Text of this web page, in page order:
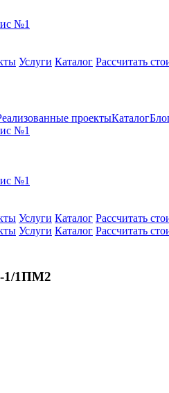
№1
Услуги Каталог Рассчитать
проектыКаталог
№1
№1
Услуги Каталог Рассчитать
Услуги Каталог Рассчитать
1/1ПМ2